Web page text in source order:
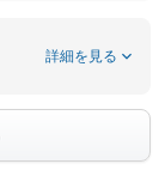
詳細を見る